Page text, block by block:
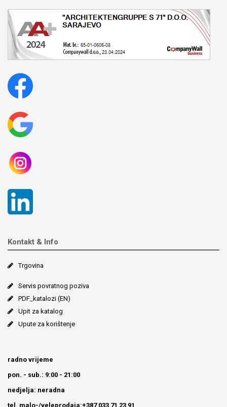
Kontakt & Info
Trgovina
Servis povratnog poziva
PDF_katalozi (EN)
Upit za katalog
Upute za korištenje
radno vrijeme
pon. - sub.: 9:00 - 21:00
nedjelja: neradna
tel. malo-/veleprodaja:+387 033 71 23 91